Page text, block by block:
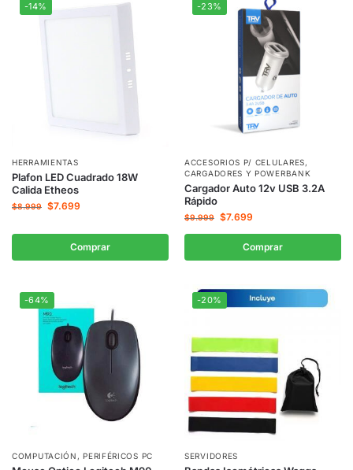
-14%
HERRAMIENTAS
Plafon LED Cuadrado 18W
Calida Etheos
$8.999 $7.699
Comprar
-23%
ACCESORIOS P/ CELULARES,
CARGADORES Y POWERBANK
Cargador Auto 12v USB 3.2A
Rápido
$9.999 $7.699
Comprar
-64%
COMPUTACIÓN , PERIFÉRICOS PC
-20%
SERVIDORES